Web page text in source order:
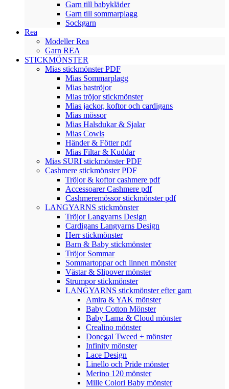
Garn till babykläder
Garn till sommarplagg
Sockgarn
Rea
Modeller Rea
Garn REA
STICKMÖNSTER
Mias stickmönster PDF
Mias Sommarplagg
Mias baströjor
Mias tröjor stickmönster
Mias jackor, koftor och cardigans
Mias mössor
Mias Halsdukar & Sjalar
Mias Cowls
Händer & Fötter pdf
Mias Filtar & Kuddar
Mias SURI stickmönster PDF
Cashmere stickmönster PDF
Tröjor & koftor cashmere pdf
Accessoarer Cashmere pdf
Cashmeremössor stickmönster pdf
LANGYARNS stickmönster
Tröjor Langyarns Design
Cardigans Langyarns Design
Herr stickmönster
Barn & Baby stickmönster
Tröjor Sommar
Sommartoppar och linnen mönster
Västar & Slipover mönster
Strumpor stickmönster
LANGYARNS stickmönster efter garn
Amira & YAK mönster
Baby Cotton Mönster
Baby Lama & Cloud mönster
Crealino mönster
Donegal Tweed + mönster
Infinity mönster
Lace Design
Linello och Pride mönster
Merino 120 mönster
Mille Colori Baby mönster